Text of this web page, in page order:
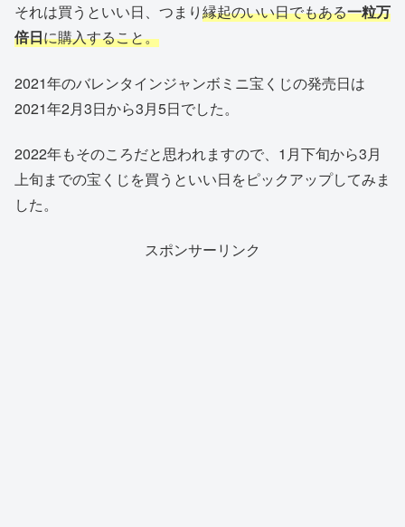
それは買うといい日、つまり縁起のいい日でもある一粒万
倍日に購入すること。
2021年のバレンタインジャンボミニ宝くじの発売日は
2021年2月3日から3月5日でした。
2022年もそのころだと思われますので、1月下旬から3月
上旬までの宝くじを買うといい日をピックアップしてみま
した。
スポンサーリンク